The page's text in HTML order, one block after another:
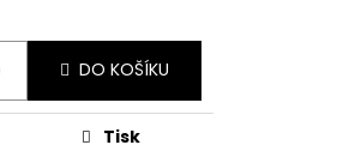
DO KOŠÍKU
Tisk